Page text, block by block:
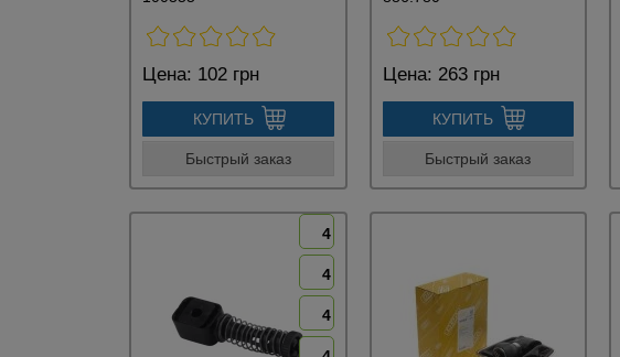
Цена: 102 грн
КУПИТЬ
Быстрый заказ
Цена: 263 грн
КУПИТЬ
Быстрый заказ
4
4
4